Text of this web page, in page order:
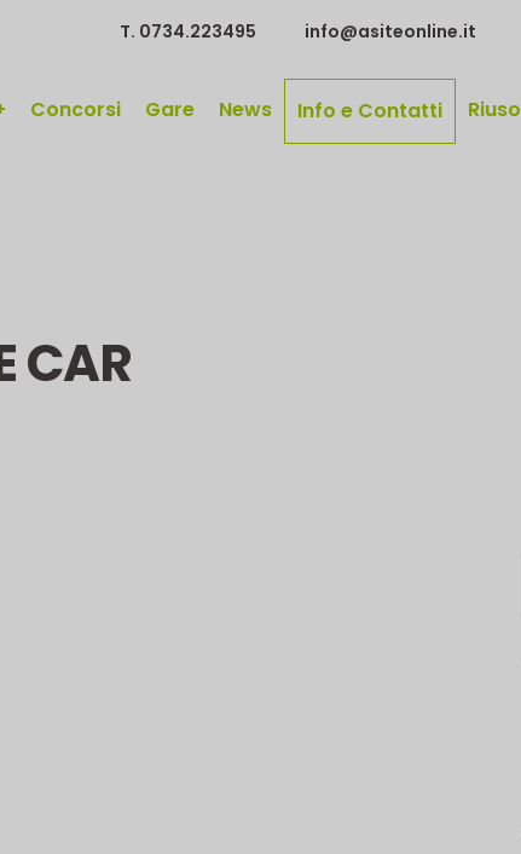
T. 0734.223495 info@asiteonline.it
Concorsi Gare News Info e Contatti Riuso
CAR